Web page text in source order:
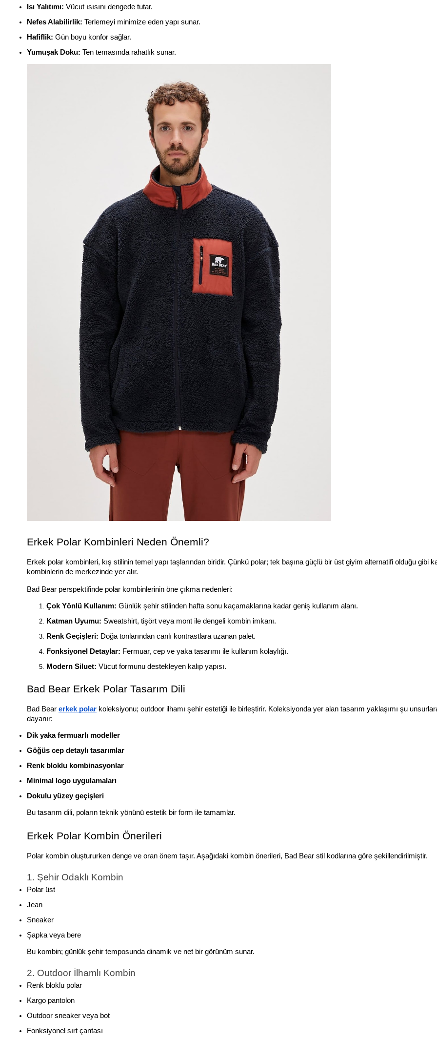
Isı Yalıtımı: Vücut ısısını dengede tutar.
Nefes Alabilirlik: Terlemeyi minimize eden yapı sunar.
Hafiflik: Gün boyu konfor sağlar.
Yumuşak Doku: Ten temasında rahatlık sunar.
Erkek Polar Kombinleri Neden Önemli?
Erkek polar kombinleri, kış stilinin temel yapı taşlarından biridir. Çünkü polar; tek başına güçlü bir üst giyim alternatifi olduğu gibi
kombinlerin de merkezinde yer alır.
Bad Bear perspektifinde polar kombinlerinin öne çıkma nedenleri:
Çok Yönlü Kullanım: Günlük şehir stilinden hafta sonu kaçamaklarına kadar geniş kullanım alanı.
Katman Uyumu: Sweatshirt, tişört veya mont ile dengeli kombin imkanı.
Renk Geçişleri: Doğa tonlarından canlı kontrastlara uzanan palet.
Fonksiyonel Detaylar: Fermuar, cep ve yaka tasarımı ile kullanım kolaylığı.
Modern Siluet: Vücut formunu destekleyen kalıp yapısı.
Bad Bear Erkek Polar Tasarım Dili
Bad Bear erkek polar koleksiyonu; outdoor ilhamı şehir estetiği ile birleştirir. Koleksiyonda yer alan tasarım yaklaşımı şu
dayanır:
Dik yaka fermuarlı modeller
Göğüs cep detaylı tasarımlar
Renk bloklu kombinasyonlar
Minimal logo uygulamaları
Dokulu yüzey geçişleri
Bu tasarım dili, poların teknik yönünü estetik bir form ile tamamlar.
Erkek Polar Kombin Önerileri
Polar kombin oluştururken denge ve oran önem taşır. Aşağıdaki kombin önerileri, Bad Bear stil kodlarına göre şekillendirilmiştir.
1. Şehir Odaklı Kombin
Polar üst
Jean
Sneaker
Şapka veya bere
Bu kombin; günlük şehir temposunda dinamik ve net bir görünüm sunar.
2. Outdoor İlhamlı Kombin
Renk bloklu polar
Kargo pantolon
Outdoor sneaker veya bot
Fonksiyonel sırt çantası